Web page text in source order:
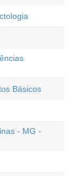
Básicos
- MG -